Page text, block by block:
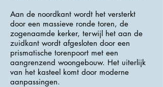
Aan de noordkant wordt het versterkt
door een massieve ronde toren, de
zogenaamde kerker, terwijl het aan de
zuidkant wordt afgesloten door een
prismatische torenpoort met een
aangrenzend woongebouw. Het uiterlijk
van het kasteel komt door moderne
aanpassingen.